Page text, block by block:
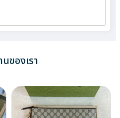
ของเรา